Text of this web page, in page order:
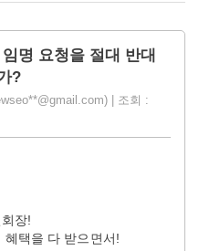
명 요청을 절대 반대
?
| 조회 :
장!
혜택을 다 받으면서!